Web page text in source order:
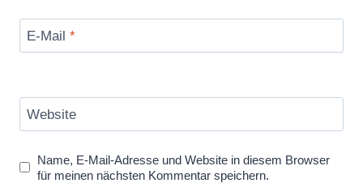
E-Mail *
Website
Name, E-Mail-Adresse und Website in diesem Browser
für meinen nächsten Kommentar speichern.